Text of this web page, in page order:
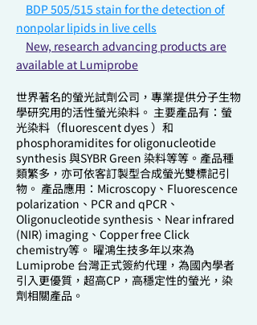
BDP 505/515 stain for the detection of
nonpolar lipids in live cells
New, research advancing products are
available at Lumiprobe
世界著名的螢光試劑公司，專業提供分子生物
學研究用的活性螢光染料。 主要產品有：螢
光染料（fluorescent dyes ）和
phosphoramidites for oligonucleotide
synthesis 與SYBR Green 染料等等。產品種
類繁多，亦可依客訂製型合成螢光雙標記引
物。 產品應用：Microscopy、Fluorescence
polarization、PCR and qPCR、
Oligonucleotide synthesis、Near infrared
(NIR) imaging、Copper free Click
chemistry等。 曜鴻生技多年以來為
Lumiprobe 台灣正式簽約代理，為國內學者
引入更優質，超高CP，高穩定性的螢光，染
劑相關產品。